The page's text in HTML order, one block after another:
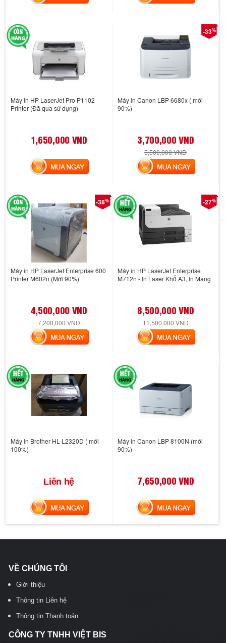
Máy in HP LaserJet Pro P1102
Printer (Đã qua sử dụng)
1,650,000 VND
MUA NGAY
-33%
Máy in Canon LBP 6680x ( mới
90%)
3,700,000 VND
5,500,000 VND
MUA NGAY
-38%
Máy in HP LaserJet Enterprise 600
Printer M602n (Mới 90%)
4,500,000 VND
7,200,000 VND
MUA NGAY
-27%
Máy in HP LaserJet Enterprise
M712n - In Laser Khổ A3, In Mạng
8,500,000 VND
11,500,000 VND
MUA NGAY
Máy in Brother HL-L2320D ( mới
100%)
Liên hệ
MUA NGAY
Máy in Canon LBP 8100N (mới
90%)
7,650,000 VND
MUA NGAY
VỀ CHÚNG TÔI
Giới thiệu
Thông tin Liên hệ
Thông tin Thanh toán
CÔNG TY TNHH VIỆT BIS